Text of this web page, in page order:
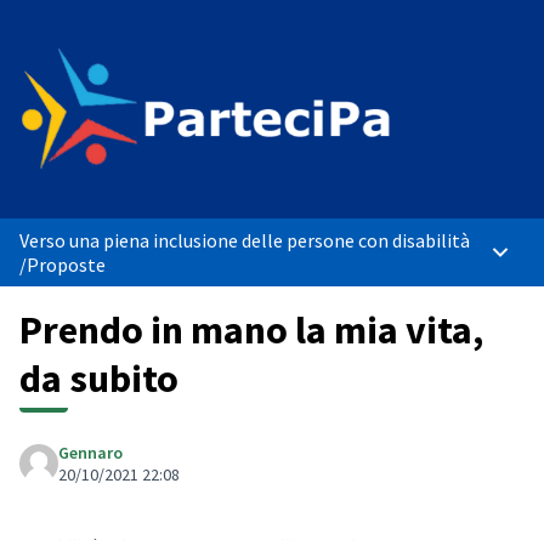
Verso una piena inclusione delle persone con disabilità
/Proposte
Prendo in mano la mia vita,
da subito
Gennaro
20/10/2021 22:08